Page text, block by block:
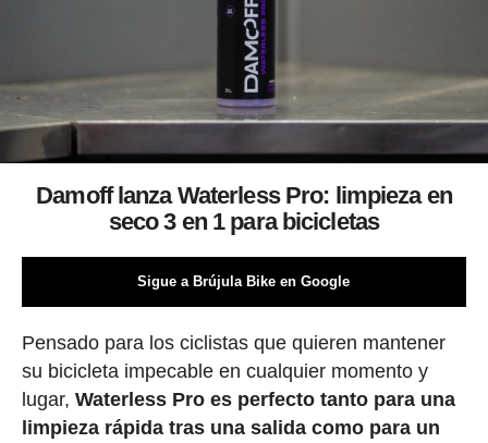
Damoff lanza Waterless Pro: limpieza en
seco 3 en 1 para bicicletas
Sigue a Brújula Bike en Google
Pensado para los ciclistas que quieren mantener
su bicicleta impecable en cualquier momento y
lugar, Waterless Pro es perfecto tanto para una
limpieza rápida tras una salida como para un